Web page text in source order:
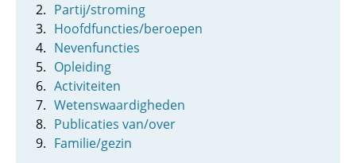
Partij/stroming
Hoofdfuncties/beroepen
Nevenfuncties
Opleiding
Activiteiten
Wetenswaardigheden
Publicaties van/over
Familie/gezin